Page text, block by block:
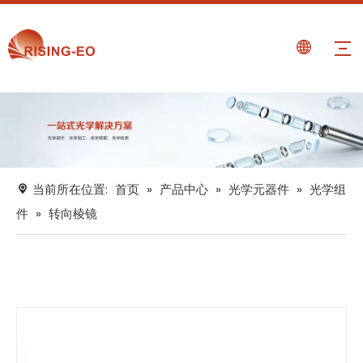
当前所在位置: 首页 » 产品中心 » 光学元器件 » 光学组
件 » 转向棱镜